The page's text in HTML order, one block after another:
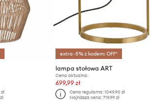
extra -5% z kodem: OFF*
lampa stołowa ART
Cena aktualna:
699,99 zł
Cena regularna: 1049,90 zł
Najniższa cena: 719,99 zł